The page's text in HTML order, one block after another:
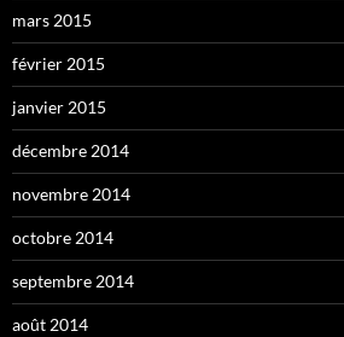
mars 2015
février 2015
janvier 2015
décembre 2014
novembre 2014
octobre 2014
septembre 2014
août 2014